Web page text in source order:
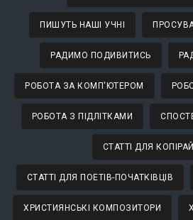
ПИШУТЬ НАШІ УЧНІ
РАДИМО ПОДИВИТИСЬ
РОБОТА ЗА КОМП'ЮТЕРОМ
РОБОТА З ПІДЛІТКАМИ
СТАТТІ ДЛЯ
СТАТТІ ДЛЯ ПОЕТІВ-ПОЧАТКІВЦІВ
ХРИСТИЯНСЬКІ КОМПОЗИТОРИ